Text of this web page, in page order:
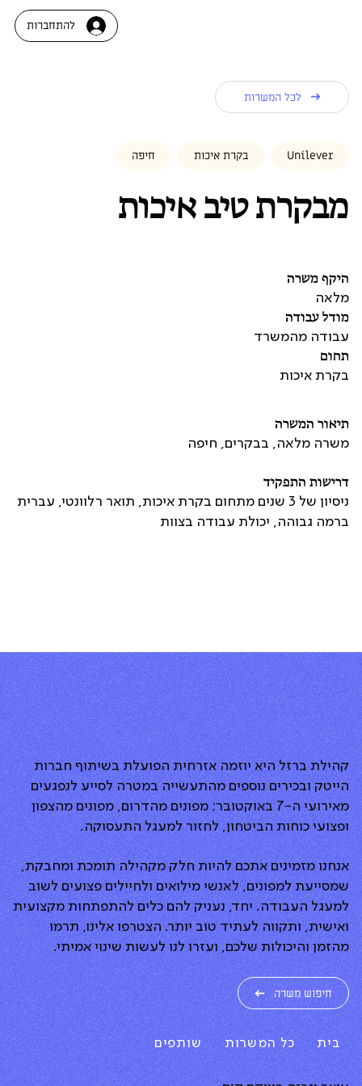
להתחברות
תיאור המשרה
משרה מלאה, בבקרים, חיפה
דרישות התפקיד
ניסיון של 3 שנים מתחום בקרת איכות, תואר רלוונטי, עברית
ברמה גבוהה, יכולת עבודה בצוות
לכל המשרות
מבקרת טיב איכות
Unilever בקרת איכות חיפה
היקף משרה
מלאה
מודל עבודה
עבודה מהמשרד
תחום
בקרת איכות
קהילת ברזל היא יוזמה אזרחית הפועלת בשיתוף חברות
הייטק ובכירים נוספים מהתעשייה במטרה לסייע לנפגעים
מאירועי ה-7 באוקטובר; מפונים מהדרום, מפונים מהצפון
ופצועי כוחות הביטחון, לחזור למעגל התעסוקה.
אנחנו מזמינים אתכם להיות חלק מקהילה תומכת ומחבקת,
שמסייעת למפונים, לאנשי מילואים ולחיילים פצועים לשוב
למעגל העבודה. יחד, נעניק להם כלים להתפתחות מקצועית
ואישית, ותקווה לעתיד טוב יותר. הצטרפו אלינו, תרמו
מהזמן והיכולות שלכם, ועזרו לנו לעשות שינוי אמיתי.
חיפוש משרה
בית כל המשרות שותפים